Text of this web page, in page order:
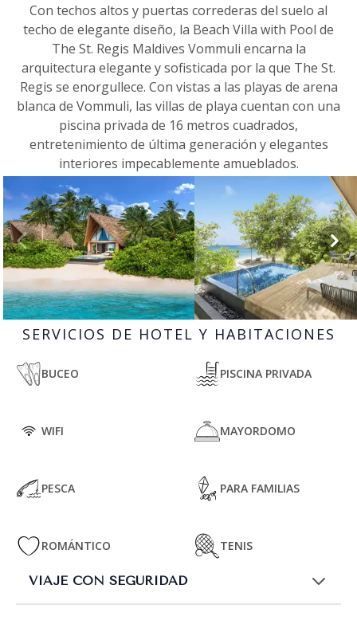
Con techos altos y puertas correderas del suelo al
techo de elegante diseño, la Beach Villa with Pool de
The St. Regis Maldives Vommuli encarna la
arquitectura elegante y sofisticada por la que The St.
Regis se enorgullece. Con vistas a las playas de arena
blanca de Vommuli, las villas de playa cuentan con una
piscina privada de 16 metros cuadrados,
entretenimiento de última generación y elegantes
interiores impecablemente amueblados.
SERVICIOS DE HOTEL Y HABITACIONES
BUCEO PISCINA PRIVADA
WIFI MAYORDOMO
PESCA PARA FAMILIAS
ROMÁNTICO TENIS
VIAJE CON SEGURIDAD